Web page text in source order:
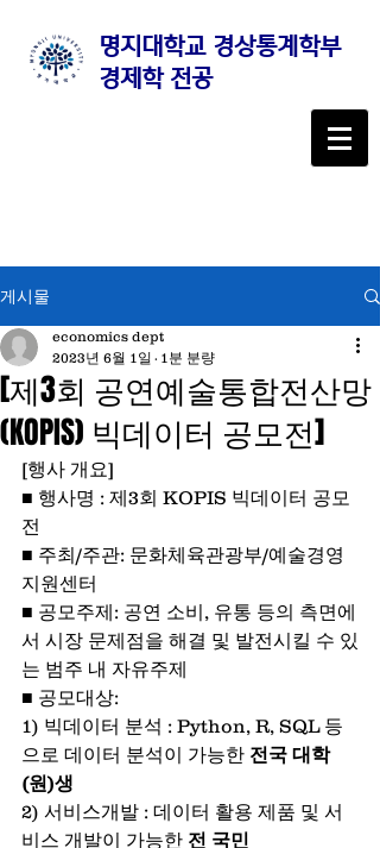
명지대학교 경상통계학부
경제학 전공
게시물
[제3회 공연예술통합전산망
(KOPIS) 빅데이터 공모전]
economics dept
2023년 6월 1일
1분 분량
[행사 개요]
■ 행사명 : 제3회 KOPIS 빅데이터 공모
전
■ 주최/주관: 문화체육관광부/예술경영
지원센터
■ 공모주제: 공연 소비, 유통 등의 측면에
서 시장 문제점을 해결 및 발전시킬 수 있
는 범주 내 자유주제
■ 공모대상:
1) 빅데이터 분석 : Python, R, SQL 등
으로 데이터 분석이 가능한 전국 대학
(원)생
2) 서비스개발 : 데이터 활용 제품 및 서
비스 개발이 가능한 전 국민